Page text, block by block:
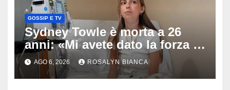
GOSSIP E TV
Sydney Towle è morta a 26
anni: «Mi avete dato la forza di
andare avanti», l’ultimo
messaggio dell’influencer
commuove i fan
AGO 6, 2026 ROSALYN BIANCA